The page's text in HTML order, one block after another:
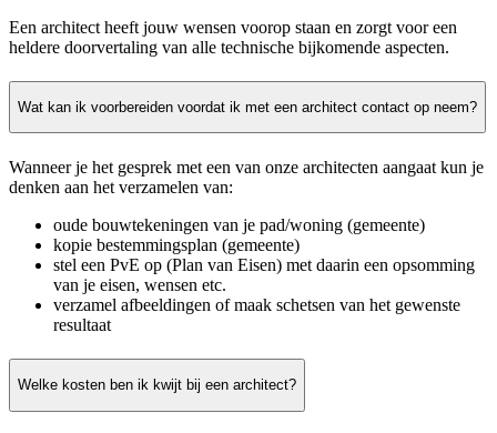
Een architect heeft jouw wensen voorop staan en zorgt voor een
heldere doorvertaling van alle technische bijkomende aspecten.
Wat kan ik voorbereiden voordat ik met een architect contact op neem?
Wanneer je het gesprek met een van onze architecten aangaat kun je
denken aan het verzamelen van:
oude bouwtekeningen van je pad/woning (gemeente)
kopie bestemmingsplan (gemeente)
stel een PvE op (Plan van Eisen) met daarin een opsomming
van je eisen, wensen etc.
verzamel afbeeldingen of maak schetsen van het gewenste
resultaat
Welke kosten ben ik kwijt bij een architect?